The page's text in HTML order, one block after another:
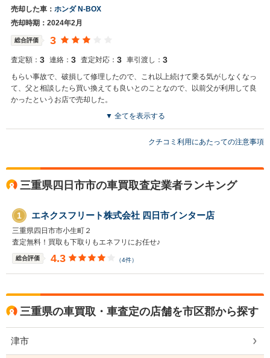
売却した車： ホンダ N-BOX
売却時期：2024年2月
総合評価 3
査定額： 3 連絡： 3 査定対応： 3 車引渡し： 3
もらい事故で、破損して修理したので、これ以上続けて乗る気がしなくなっ
て、父と相談したら買い換えても良いとのことなので、以前父が利用して良
かったというお店で売却した。
▼ 全てを表示する
クチコミ利用にあたっての注意事項
三重県四日市市の車買取査定業者ランキング
1 エネクスフリート株式会社 四日市インター店
三重県四日市市小生町２
査定無料！買取も下取りもエネフリにお任せ♪
総合評価 4.3 （4件）
三重県の車買取・車査定の店舗を市区郡から探す
津市